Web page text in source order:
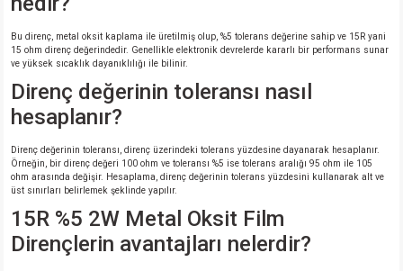
Bu direnç, metal oksit kaplama ile üretilmiş olup, %5 tolerans değerine sahip ve 15R yani
15 ohm direnç değerindedir. Genellikle elektronik devrelerde kararlı bir performans sunar
ve yüksek sıcaklık dayanıklılığı ile bilinir.
Direnç değerinin toleransı nasıl
hesaplanır?
Direnç değerinin toleransı, direnç üzerindeki tolerans yüzdesine dayanarak hesaplanır.
Örneğin, bir direnç değeri 100 ohm ve toleransı %5 ise tolerans aralığı 95 ohm ile 105
ohm arasında değişir. Hesaplama, direnç değerinin tolerans yüzdesini kullanarak alt ve
üst sınırları belirlemek şeklinde yapılır.
15R %5 2W Metal Oksit Film
Dirençlerin avantajları nelerdir?